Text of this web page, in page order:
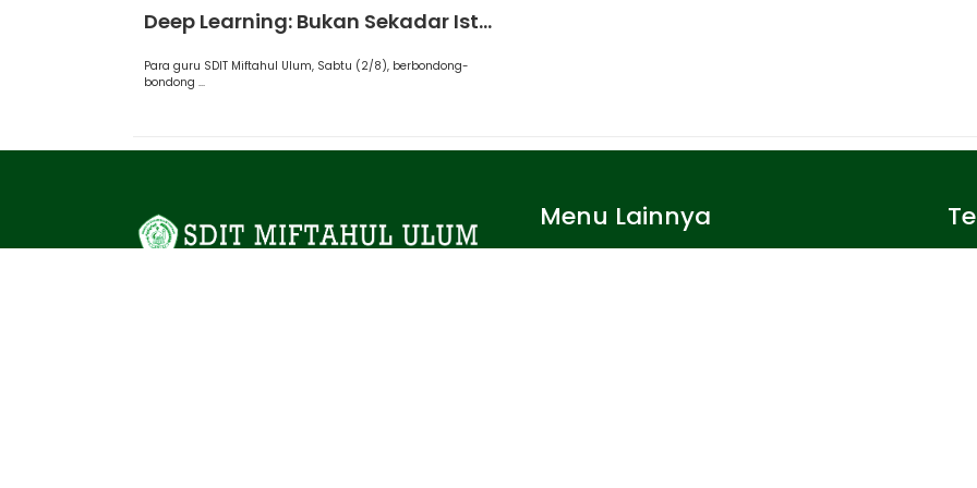
Deep Learning: Bukan Sekadar Ist...
Para guru SDIT Miftahul Ulum, Sabtu (2/8), berbondong-
bondong ...
Menu Lainnya